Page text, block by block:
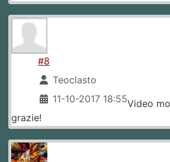
#8
Teoclasto
11-10-2017 18:55Video
grazie!